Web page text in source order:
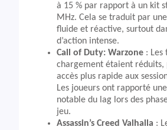
à 15 % par rapport à un kit
MHz. Cela se traduit par
fluide et réactive, surtout
d’action intense.
Call of Duty: Warzone : Les
chargement étaient
accès plus rapide aux
Les joueurs ont rapporté
notable du lag lors des
jeu.
Assassin’s Creed Valhalla :